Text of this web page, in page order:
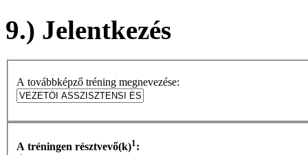
9.) Jelentkezés
A továbbképző tréning megnevezése:
A tréningen résztvevő(k)1: